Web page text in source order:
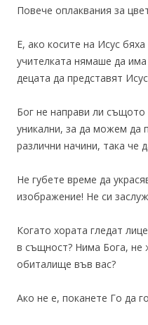
Повече оплаквания за
Е, ако косите на Исус
учителката нямаше да
децата да представят
Бог не направи ли същото
уникални, за да можем да
различни начини, така че
Не губете време да
изображение! Не си
Когато хората гледат
в същност? Нима Бога, не
обиталище във вас?
Ако не е, поканете Го да